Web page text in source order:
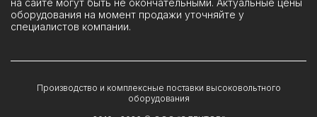
на сайте могут быть не окончательными. Актуальные цены
оборудования на момент продажи уточняйте у
специалистов компании.
Производство и комплексные поставки высоковольтного
оборудования